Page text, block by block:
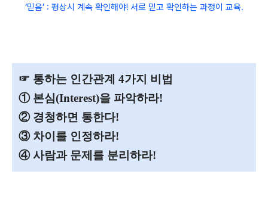
‘믿음’ : 평상시 계속 확인해야! 서로 믿고 확인하는 과정이 교육.
☞ 통하는 인간관계 4가지 비법
① 본심(Interest)을 파악하라!
② 경청하면 통한다!
③ 차이를 인정하라!
④ 사람과 문제를 분리하라!